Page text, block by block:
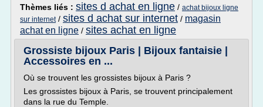
Thèmes liés : sites d achat en ligne / achat bijoux ligne
sur internet/ sites d achat sur internet / magasin
achat en ligne / sites achat en ligne
Grossiste bijoux Paris | Bijoux fantaisie |
Accessoires en ...
Où se trouvent les grossistes bijoux à Paris ?
Les grossistes bijoux à Paris, se trouvent principalement
dans la rue du Temple.